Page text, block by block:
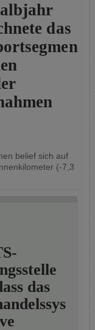
das
belief sich auf
(-7,3
das